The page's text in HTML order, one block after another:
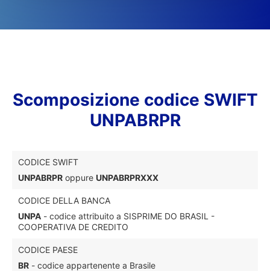
Scomposizione codice SWIFT
UNPABRPR
CODICE SWIFT
UNPABRPR oppure UNPABRPRXXX
CODICE DELLA BANCA
UNPA - codice attribuito a SISPRIME DO BRASIL -
COOPERATIVA DE CREDITO
CODICE PAESE
BR - codice appartenente a Brasile